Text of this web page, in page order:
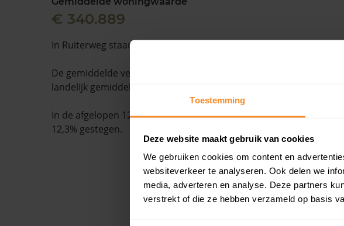
Toestemming
Deze website maakt gebruik van cookies
We gebruiken cookies om content en
websiteverkeer te analyseren. Ook delen we
media, adverteren en analyse. Deze partners
verstrekt of die ze hebben verzameld op basis
€ 340.889
In Ruiterweg staan 12 woningen.
De gemiddelde verkooptijd is 45 dagen. Dit ligt ruim boven het
landelijk gemiddelde van 15 dagen.
In de afgelopen 12 maanden is de gemiddelde woningwaarde met
12,3% gestegen.